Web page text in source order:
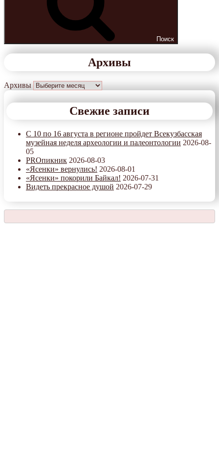
Поиск
Архивы
Архивы
Свежие записи
С 10 по 16 августа в регионе пройдет Всекузбасская
музейная неделя археологии и палеонтологии 2026-08-
05
PROпикник 2026-08-03
«Ясенки» вернулись! 2026-08-01
«Ясенки» покорили Байкал! 2026-07-31
Видеть прекрасное душой 2026-07-29